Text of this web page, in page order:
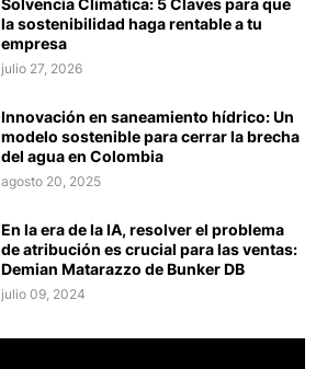
Solvencia Climática: 5 Claves para que
la sostenibilidad haga rentable a tu
empresa
julio 27, 2026
Innovación en saneamiento hídrico: Un
modelo sostenible para cerrar la brecha
del agua en Colombia
agosto 20, 2025
En la era de la IA, resolver el problema
de atribución es crucial para las ventas:
Demian Matarazzo de Bunker DB
julio 09, 2024